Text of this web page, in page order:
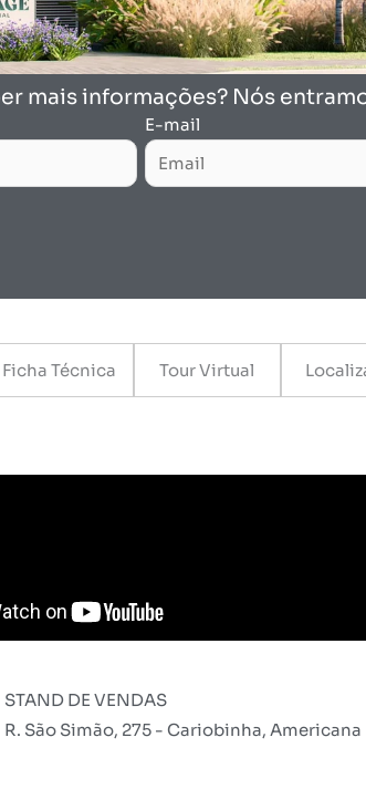
mais informações? Nós
E-mail
Ficha Técnica Tour Virtual
STAND DE VENDAS
R. São Simão, 275 - Cariobinha, Americana